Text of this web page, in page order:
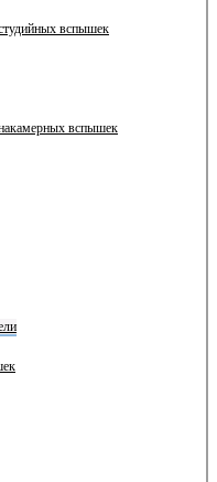
вспышек
вспышек